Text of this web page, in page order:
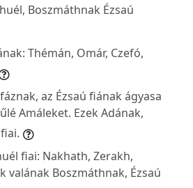
Boszmáthnak Ézsaú
Thémán, Omár, Czefó,
az Ézsaú fiának ágyasa
Amáleket. Ezek Adának,
fiai: Nakhath, Zerakh,
valának Boszmáthnak, Ézsaú